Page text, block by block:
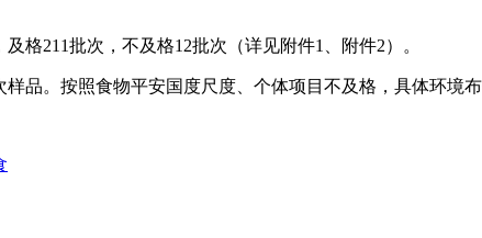
211批次，不及格12批次（详见附件1、附件2）。
。按照食物平安国度尺度、个体项目不及格，具体环境布